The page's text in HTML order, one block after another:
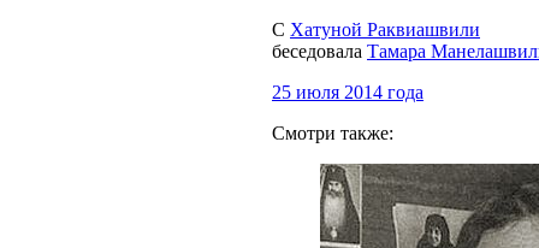
С Хатуной Раквиашвили
беседовала Тамара
25 июля 2014 года
Смотри также: